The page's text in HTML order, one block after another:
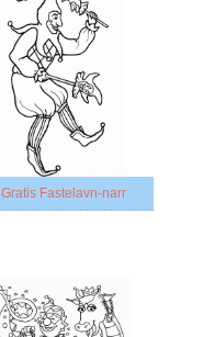
Gratis Fastelavn-narr